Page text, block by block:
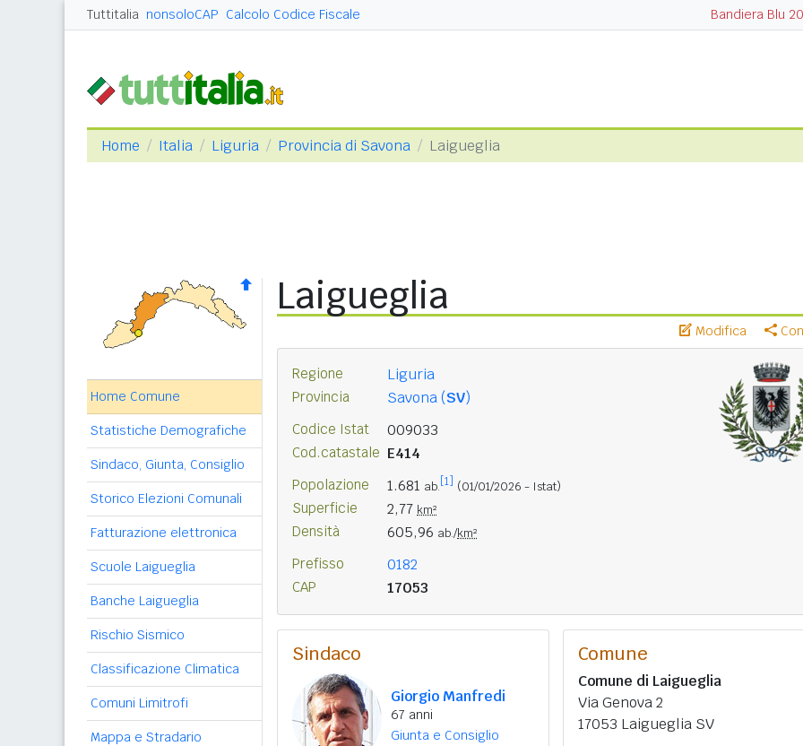
Tuttitalia nonsoloCAP Calcolo Codice Fiscale Bandiera Blu
Home Italia Liguria Provincia di Savona Laigueglia
Home Comune
Statistiche Demografiche
Sindaco, Giunta, Consiglio
Storico Elezioni Comunali
Fatturazione elettronica
Scuole Laigueglia
Banche Laigueglia
Rischio Sismico
Classificazione Climatica
Comuni Limitrofi
Mappa e Stradario
Laigueglia
Modifica
Regione Liguria
Provincia Savona (SV)
Codice Istat 009033
Cod.catastale E414
Popolazione 1.681 ab. [1] (01/01/2026 - Istat)
Superficie 2,77 km²
Densità 605,96 ab./km²
Prefisso 0182
CAP 17053
Sindaco
Giorgio Manfredi
67 anni
Giunta e Consiglio
Comune
Comune di Laigueglia
Via Genova 2
17053 Laigueglia SV